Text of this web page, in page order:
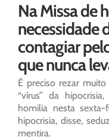
Na Missa de
necessidade
contagiar
que nunca
É preciso rezar
“vírus” da
homilia nesta sexta-
hipocrisia, disse,
mentira.